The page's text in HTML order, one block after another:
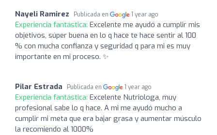
Nayeli Ramirez Publicada en 1 year ago
Experiencia fantástica: Excelente me ayudó a cumplir mis
objetivos, súper buena en lo q hace te hace sentir al 100
% con mucha confianza y seguridad q para mi es muy
importante en mi proceso. ✨
Pilar Estrada Publicada en 1 year ago
Experiencia fantástica: Excelente Nutriologa, muy
profesional sabe lo q hace. A mi me ayudó mucho a
cumplir mi meta que era bajar grasa y aumentar músculo
la recomiendo al 1000%